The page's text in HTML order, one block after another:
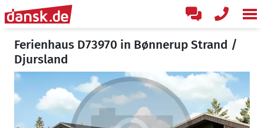
Ferienhaus D73970 in Bønnerup Strand /
Djursland